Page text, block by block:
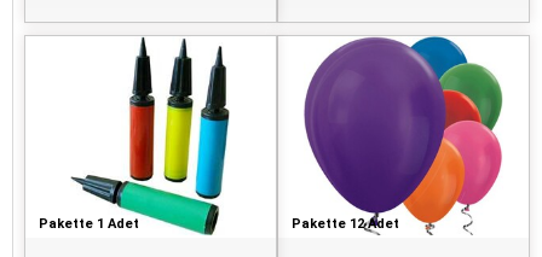
Pakette 12 Adet
Pakette 1 Adet